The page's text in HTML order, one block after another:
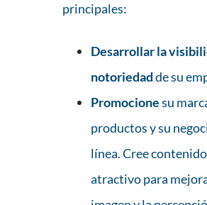
principales:
Desarrollar la
notoriedadde su
Promocionesu
productos y su
línea. Cree contenido
atractivo para